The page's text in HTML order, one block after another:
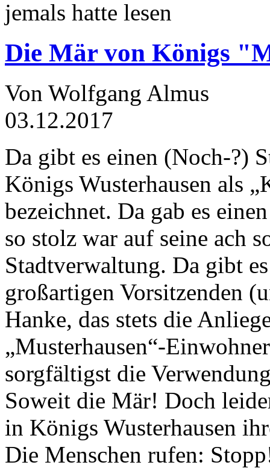
jemals hatte lesen
Die Mär von Königs
Von Wolfgang Almus
03.12.2017
Da gibt es einen (Noch-?)
Königs Wusterhausen als
bezeichnet. Da gab es
so stolz war auf seine ach
Stadtverwaltung. Da gibt
großartigen Vorsitzenden
Hanke, das stets die
„Musterhausen“-
sorgfältigst die
Soweit die Mär! Doch
in Königs Wusterhausen
Die Menschen rufen: